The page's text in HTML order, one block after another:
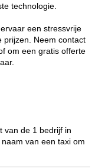
technologie.
een stressvrije
prijzen. Neem contact
om een gratis offerte
van de 1 bedrijf in
van een taxi om